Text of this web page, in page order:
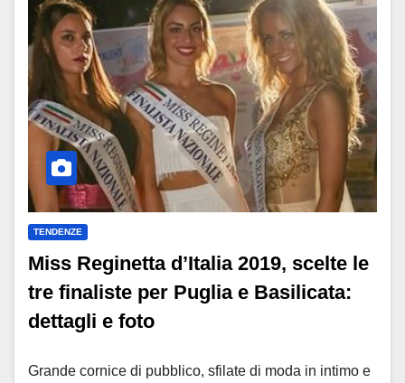
TENDENZE
Miss Reginetta d’Italia 2019, scelte le
tre finaliste per Puglia e Basilicata:
dettagli e foto
Grande cornice di pubblico, sfilate di moda in intimo e